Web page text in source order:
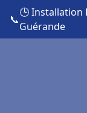
📞
🕒 Installation
Guérande